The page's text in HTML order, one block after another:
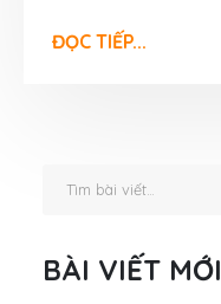
ĐỌC TIẾP...
BÀI VIẾT MỚI